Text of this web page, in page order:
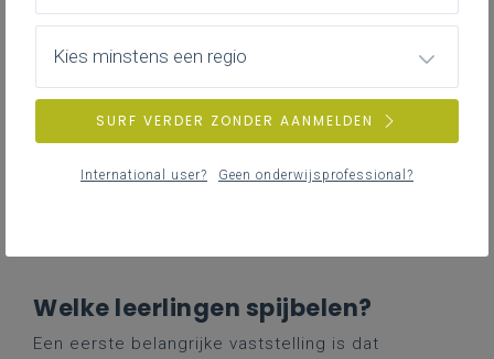
problemen enprobleemgedrag,
waardoor de focus meer ligt op preventie
We spreken in deze tekst over leerlingen met
(problematische) afwezigheden. Spijbelen
leerling er eigenlijk wel moest zijn. Dit valt
Welke leerlingen spijbelen?
Een eerste belangrijke vaststelling is dat
Kies minstens een regio
SURF VERDER ZONDER AANMELDEN
International user? Geen onderwijsprofessional?